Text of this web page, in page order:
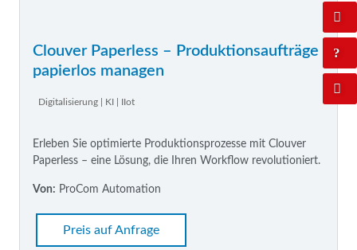
Clouver Paperless – Produktionsaufträge
papierlos managen
Digitalisierung | KI | IIot
Erleben Sie optimierte Produktionsprozesse mit Clouver
Paperless – eine Lösung, die Ihren Workflow revolutioniert.
Von: ProCom Automation
Preis auf Anfrage